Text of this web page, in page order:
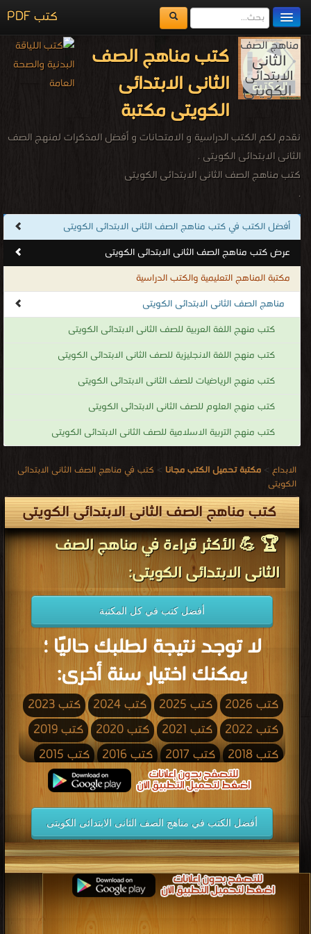
كتب PDF
مكتبة الكتب
المكتبات
يُقرأ حالياً
اضف كتاب
كتب مناهج الصف
الثانى الابتدائى
الكويتى مكتبة
نقدم لكم الكتب الدراسية و الامتحانات و أفضل المذكرات لمنهج الصف
الثانى الابتدائى الكويتى .
كتب مناهج الصف الثانى الابتدائى الكويتى
.
أفضل الكتب في كتب مناهج الصف الثانى الابتدائى الكويتى
عرض كتب مناهج الصف الثانى الابتدائى الكويتى
مكتبة المناهج التعليمية والكتب الدراسية
مناهج الصف الثانى الابتدائى الكويتى
كتب منهج اللغة العربية للصف الثانى الابتدائى الكويتى
كتب منهج اللغة الانجليزية للصف الثانى الابتدائى الكويتى
كتب منهج الرياضيات للصف الثانى الابتدائى الكويتى
كتب منهج العلوم للصف الثانى الابتدائى الكويتى
كتب منهج التربية الاسلامية للصف الثانى الابتدائى الكويتى
الابداع > مكتبة تحميل الكتب مجانا > كتب في مناهج الصف الثانى الابتدائى
الكويتى
كتب مناهج الصف الثانى الابتدائى الكويتى
🏆 💪 الأكثر قراءة في مناهج الصف
الثانى الابتدائى الكويتى:
أفضل كتب في كل المكتبة
لا توجد نتيجة لطلبك حاليًا ؛
يمكنك اختيار سنة أخرى:
كتب 2026 كتب 2025 كتب 2024
كتب 2023
كتب 2022
كتب 2021 كتب 2020
كتب 2019
كتب 2018
كتب 2017 كتب 2016
كتب 2015
كتب 2013 كتب 2012
كتب 2011
كتب 2010
كتب 2009 كتب 2008
كتب 2007
كتب 2006
كتب 2005 كتب 2004
كتب 2003
كتب 2002
كتب 2001 كتب 2000
كتب 1999
كتب 1998
كتب 1997 كتب 1996
كتب 1995
كتب 1994
كتب 1993 كتب 1992
كتب 1991
أفضل الكتب في مناهج الصف الثانى الابتدائى الكويتى